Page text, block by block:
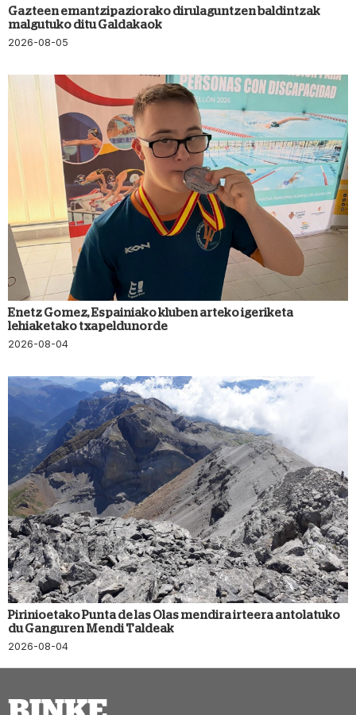
Gazteen emantzipaziorako dirulaguntzen baldintzak
malgutuko ditu Galdakaok
2026-08-05
Enetz Gomez, Espainiako kluben arteko igeriketa
lehiaketako txapeldunorde
2026-08-04
Pirinioetako Punta de las Olas mendira irteera antolatuko
du Ganguren Mendi Taldeak
2026-08-04